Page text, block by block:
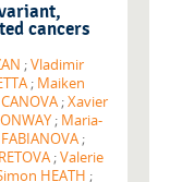
cancers
;Vladimir
; Maiken
;Xavier
; Maria-
;
;Valerie
HEATH ;